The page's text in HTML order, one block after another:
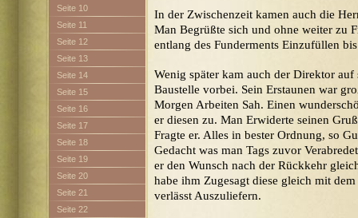
Seite 10
Seite 11
Seite 12
Seite 13
Seite 14
Seite 15
Seite 16
Seite 17
Seite 18
Seite 19
Seite 20
Seite 21
Seite 22
In der Zwischenzeit kamen auch die
Man Begrüßte sich und ohne weiter zu
entlang des Funderments Einzufüllen
Wenig später kam auch der Direktor
Baustelle vorbei. Sein Erstaunen war
Morgen Arbeiten Sah. Einen
er diesen zu. Man Erwiderte seinen
Fragte er. Alles in bester Ordnung, so
Gedacht was man Tags zuvor
er den Wunsch nach der Rückkehr
habe ihm Zugesagt diese gleich mit
verlässt Auszuliefern.